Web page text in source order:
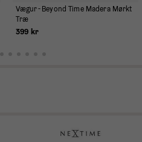
Vægur - Beyond Time Madera Mørkt
Træ
399 kr